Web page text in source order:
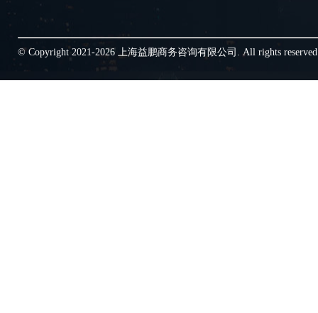
© Copyright 2021-2026 上海益鹏商务咨询有限公司. All rights